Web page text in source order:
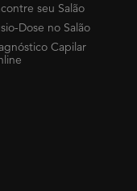
seu Salão
Dose no Salão
Capilar